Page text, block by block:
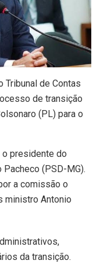
Tribunal de Contas
de transição
(PL) para o
o presidente do
(PSD-MG).
a comissão o
ministro Antonio
da transição.